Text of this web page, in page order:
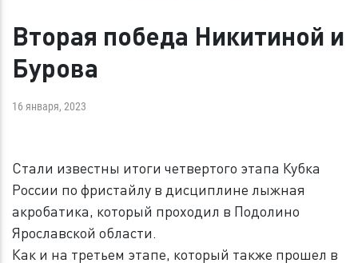
Вторая победа Никитиной и
Бурова
16 января, 2023
Стали известны итоги четвертого этапа Кубка
России по фристайлу в дисциплине лыжная
акробатика, который проходил в Подолино
Ярославской области.
Как и на третьем этапе, который также прошел в